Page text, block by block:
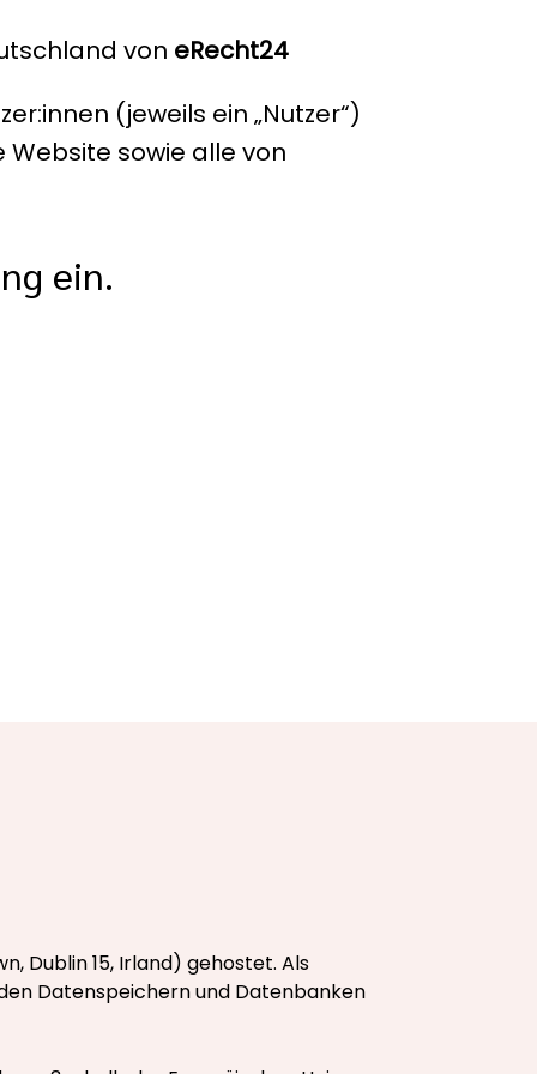
von eRecht24
(jeweils ein „Nutzer“)
sowie alle von
ein.
Dublin 15, Irland) gehostet. Als
Datenspeichern und Datenbanken